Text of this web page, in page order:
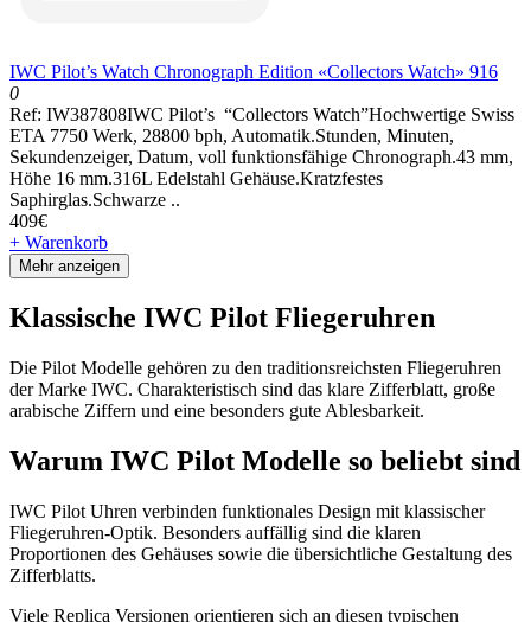
IWC Pilot’s Watch Chronograph Edition «Collectors Watch» 916
0
Ref: IW387808IWC Pilot’s “Collectors Watch”Hochwertige Swiss
ETA 7750 Werk, 28800 bph, Automatik.Stunden, Minuten,
Sekundenzeiger, Datum, voll funktionsfähige Chronograph.43 mm,
Höhe 16 mm.316L Edelstahl Gehäuse.Kratzfestes
Saphirglas.Schwarze ..
409€
+ Warenkorb
Mehr anzeigen
Klassische IWC Pilot Fliegeruhren
Die Pilot Modelle gehören zu den traditionsreichsten Fliegeruhren
der Marke IWC. Charakteristisch sind das klare Zifferblatt, große
arabische Ziffern und eine besonders gute Ablesbarkeit.
Warum IWC Pilot Modelle so beliebt sind
IWC Pilot Uhren verbinden funktionales Design mit klassischer
Fliegeruhren-Optik. Besonders auffällig sind die klaren
Proportionen des Gehäuses sowie die übersichtliche Gestaltung des
Zifferblatts.
Viele Replica Versionen orientieren sich an diesen typischen